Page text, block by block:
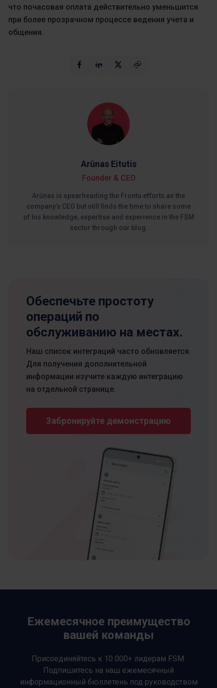
что почасовая оплата действительно уменьшится
при более прозрачном процессе ведения учета и
общения.
Arūnas Eitutis
Founder & CEO
Arūnas is spearheading the Frontu efforts as the
company’s CEO but still finds the time to share some
of his knowledge, expertise and experience in the FSM
sector through our blog.
Обеспечьте простоту
операций по
обслуживанию на местах.
Наш список интеграций часто обновляется.
Для получения дополнительной
информации изучите каждую интеграцию
на отдельной странице.
Забронируйте демонстрацию
Ежемесячное преимущество
вашей команды
Присоединяйтесь к 10 000+ лидерам FSM.
Подпишитесь на наш ежемесячный
информационный бюллетень под руководством